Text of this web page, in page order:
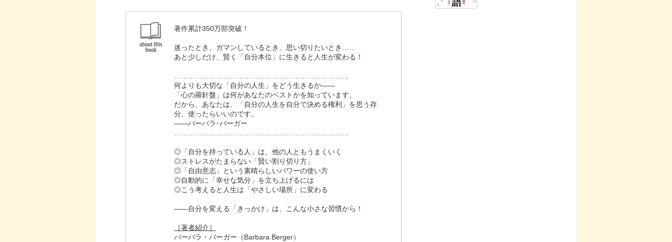
著作累計350万部突破！
迷ったとき、ガマンしているとき、思い切りたいとき……
あと少しだけ、賢く「自分本位」に生きると人生が変わる！
…………………………………………………………………
何よりも大切な「自分の人生」をどう生きるか――
「心の羅針盤」は何があなたのベストかを知っています。
だから、あなたは、「自分の人生を自分で決める権利」を思う存
分、使ったらいいのです。
――バーバラ･バーガー
…………………………………………………………………
◎「自分を持っている人」は、他の人ともうまくいく
◎ストレスがたまらない「賢い割り切り方」
◎「自由意志」という素晴らしいパワーの使い方
◎自動的に「幸せな気分」を立ち上げるには
◎こう考えると人生は「やさしい場所」に変わる
――自分を変える「きっかけ」は、こんな小さな習慣から！
［著者紹介］
バーバラ・バーガー（Barbara Berger）